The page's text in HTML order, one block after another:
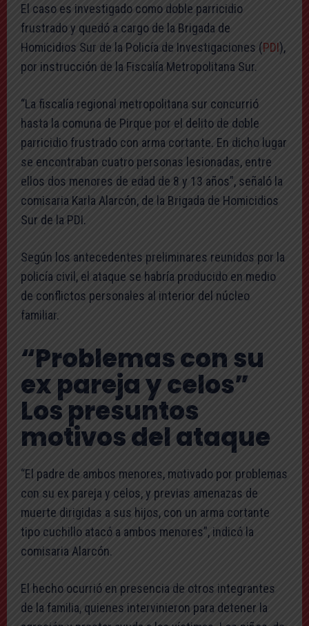
El caso es investigado como doble parricidio
frustrado y quedó a cargo de la Brigada de
Homicidios Sur de la Policía de Investigaciones (PDI),
por instrucción de la Fiscalía Metropolitana Sur.
“La fiscalía regional metropolitana sur concurrió
hasta la comuna de Pirque por el delito de doble
parricidio frustrado con arma cortante. En dicho lugar
se encontraban cuatro personas lesionadas, entre
ellos dos menores de edad de 8 y 13 años”, señaló la
comisaria Karla Alarcón, de la Brigada de Homicidios
Sur de la PDI.
Según los antecedentes preliminares reunidos por la
policía civil, el ataque se habría producido en medio
de conflictos personales al interior del núcleo
familiar.
“Problemas con su
ex pareja y celos”
Los presuntos
motivos del ataque
“El padre de ambos menores, motivado por problemas
con su ex pareja y celos, y previas amenazas de
muerte dirigidas a sus hijos, con un arma cortante
tipo cuchillo atacó a ambos menores”, indicó la
comisaria Alarcón.
El hecho ocurrió en presencia de otros integrantes
de la familia, quienes intervinieron para detener la